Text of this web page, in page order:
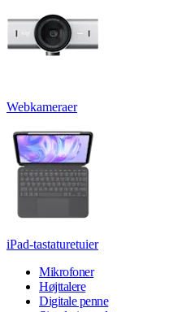
Webkameraer
iPad-tastaturetuier
Mikrofoner
Højttalere
Digitale penne